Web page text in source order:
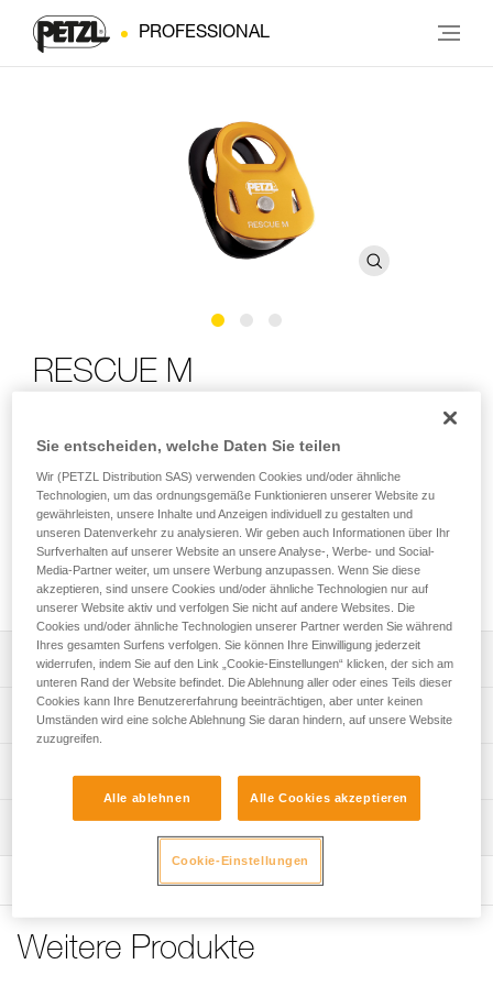
PROFESSIONAL
RESCUE M
Wirkungsgrad
Die RESCUE M-Umlenkrolle ist für professionelle
Rettungskräfte und Fachkräfte in der Höhenarbeit bestimmt.
Sie verfügt über eine hohe Bruchlast und einen sehr hohen
Wirkungsgrad und ist für den intensiven Gebrauch sowie das
Hantieren schwerer Lasten konzipiert.
Leistungsverzeichnis
Speziell zum Hantieren schwerer Lasten und für den
intensiven Gebrauch konzipiert:
- Sehr hoher Wirkungsgrad dank der Laufrolle mit großem
Durchmesser und gekapseltem Kugellager.
- Vereinfachte Handgriffe durch die Verbindungsösen, die
bis zu zwei Karabiner aufnehmen können.
- Geschützter Seildurchlauf dank den speziell konzipierten
Schnelle und einfache Installation der Umlenkrolle dank
Erhältlich in zwei Farben nach Wahl: Gelb oder Schwarz.
Technische Spezifikationen
Durchmesser der Seilscheibe: 38 mm
Kugellager: ja
Wirkungsgrad: 95 %
Maximale Gebrauchslast: 8 kN
Gewicht: 158 g
Technische Informationen
Konformitätserklärung
Das PDF herunterladen UE-Declaration-P050BA0X-
Häufige Fragen
Häufige Fragen
Ablauf der PSA-Prüfung
Das PDF herunterladen verif-EPI-poulies-procedure-DE
Das PDF herunterladen verif-EPI-poulies-suivi-DE
Weitere Produkte
Sie entscheiden, welche Daten Sie teilen
Wir (PETZL Distribution SAS) verwenden Cookies und/oder ähnliche
Technologien, um das ordnungsgemäße Funktionieren unserer Website zu
gewährleisten, unsere Inhalte und Anzeigen individuell zu gestalten und
unseren Datenverkehr zu analysieren. Wir geben auch Informationen über Ihr
Surfverhalten auf unserer Website an unsere Analyse-, Werbe- und Social-
Media-Partner weiter, um unsere Werbung anzupassen. Wenn Sie diese
akzeptieren, sind unsere Cookies und/oder ähnliche Technologien nur auf
unserer Website aktiv und verfolgen Sie nicht auf andere Websites. Die
Cookies und/oder ähnliche Technologien unserer Partner werden Sie während
Ihres gesamten Surfens verfolgen. Sie können Ihre Einwilligung jederzeit
widerrufen, indem Sie auf den Link „Cookie-Einstellungen“ klicken, der sich am
unteren Rand der Website befindet. Die Ablehnung aller oder eines Teils dieser
Cookies kann Ihre Benutzererfahrung beeinträchtigen, aber unter keinen
Umständen wird eine solche Ablehnung Sie daran hindern, auf unsere Website
zuzugreifen.
Alle ablehnen Alle Cookies akzeptieren
Cookie-Einstellungen